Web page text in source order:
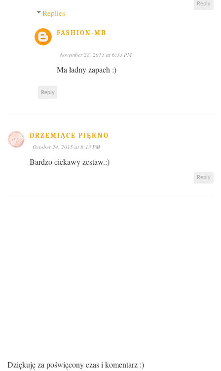
Reply
Replies
FASHION-MB
November 28, 2015 at 6:33 PM
Ma ładny zapach :)
Reply
DRZEMIĄCE PIĘKNO
October 24, 2015 at 8:13 PM
Bardzo ciekawy zestaw.:)
Reply
Dziękuję za poświęcony czas i komentarz :)